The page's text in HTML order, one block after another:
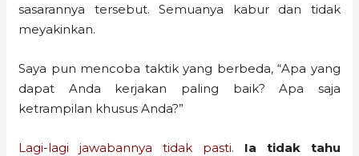
sasarannya tersebut. Semuanya kabur dan tidak
meyakinkan.
Saya pun mencoba taktik yang berbeda, “Apa yang
dapat Anda kerjakan paling baik? Apa saja
ketrampilan khusus Anda?”
Lagi-lagi jawabannya tidak pasti.
Ia tidak tahu